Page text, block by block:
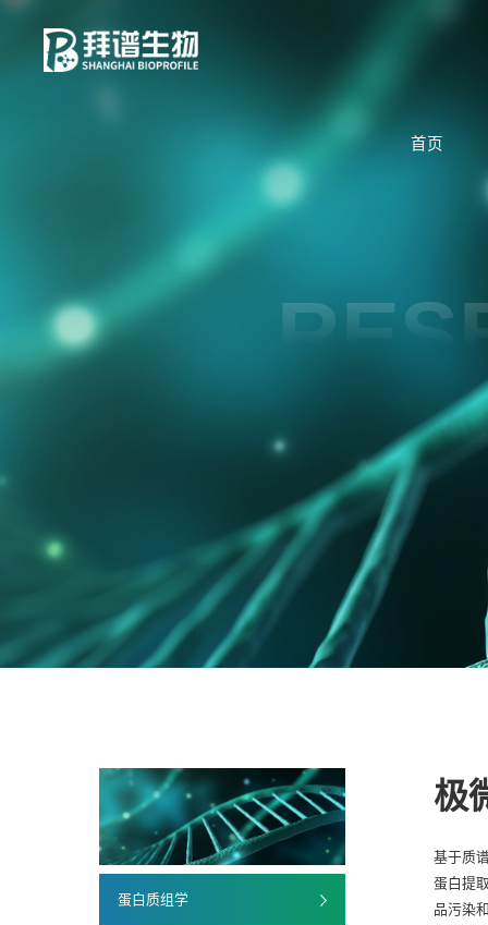
首页
蛋白质组学
极
基于质
蛋白提
品污染